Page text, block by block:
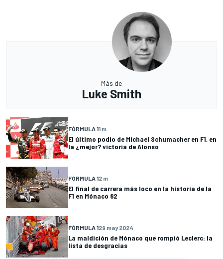
Más de
Luke Smith
FÓRMULA 11 m
El último podio de Michael Schumacher en F1, en
la ¿mejor? victoria de Alonso
FÓRMULA 12 m
El final de carrera más loco en la historia de la
F1 en Mónaco 82
FÓRMULA 129 may 2024
La maldición de Mónaco que rompió Leclerc: la
lista de desgracias